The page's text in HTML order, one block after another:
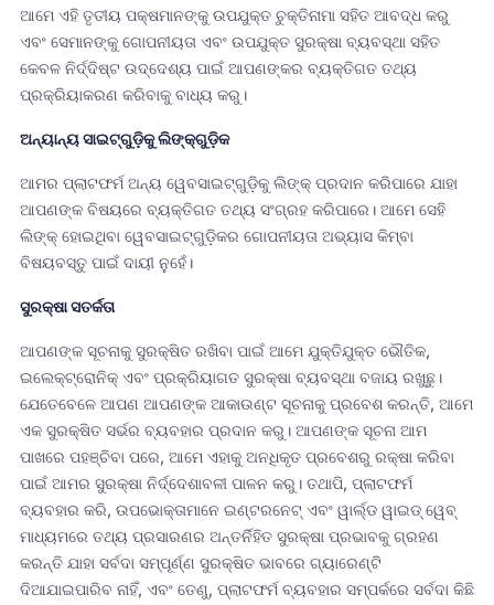
ଆମେ ଏହି ତୃତୀୟ ପକ୍ଷମାନଙ୍କୁ ଉପଯୁକ୍ତ ଚୁକ୍ତିନାମା ସହିତ ଆବଦ୍ଧ କରୁ
ଏବଂ ସେମାନଙ୍କୁ ଗୋପନୀୟତା ଏବଂ ଉପଯୁକ୍ତ ସୁରକ୍ଷା ବ୍ୟବସ୍ଥା ସହିତ
କେବଳ ନିର୍ଦ୍ଦିଷ୍ଟ ଉଦ୍ଦେଶ୍ୟ ପାଇଁ ଆପଣଙ୍କର ବ୍ୟକ୍ତିଗତ ତଥ୍ୟ
ପ୍ରକ୍ରିୟାକରଣ କରିବାକୁ ବାଧ୍ୟ କରୁ।
ଅନ୍ୟାନ୍ୟ ସାଇଟ୍‌ଗୁଡ଼ିକୁ ଲିଙ୍କ୍‌ଗୁଡ଼ିକ
ଆମର ପ୍ଲାଟଫର୍ମ ଅନ୍ୟ ୱେବସାଇଟ୍‌ଗୁଡ଼ିକୁ ଲିଙ୍କ୍ ପ୍ରଦାନ କରିପାରେ ଯାହା
ଆପଣଙ୍କ ବିଷୟରେ ବ୍ୟକ୍ତିଗତ ତଥ୍ୟ ସଂଗ୍ରହ କରିପାରେ। ଆମେ ସେହି
ଲିଙ୍କ୍ ହୋଇଥିବା ୱେବସାଇଟ୍‌ଗୁଡ଼ିକର ଗୋପନୀୟତା ଅଭ୍ୟାସ କିମ୍ବା
ବିଷୟବସ୍ତୁ ପାଇଁ ଦାୟୀ ନୁହେଁ।
ସୁରକ୍ଷା ସତର୍କତା
ଆପଣଙ୍କ ସୂଚନାକୁ ସୁରକ୍ଷିତ ରଖିବା ପାଇଁ ଆମେ ଯୁକ୍ତିଯୁକ୍ତ ଭୌତିକ,
ଇଲେକ୍ଟ୍ରୋନିକ୍ ଏବଂ ପ୍ରକ୍ରିୟାଗତ ସୁରକ୍ଷା ବ୍ୟବସ୍ଥା ବଜାୟ ରଖୁଛୁ।
ଯେତେବେଳେ ଆପଣ ଆପଣଙ୍କ ଆକାଉଣ୍ଟ ସୂଚନାକୁ ପ୍ରବେଶ କରନ୍ତି, ଆମେ
ଏକ ସୁରକ୍ଷିତ ସର୍ଭର ବ୍ୟବହାର ପ୍ରଦାନ କରୁ। ଆପଣଙ୍କ ସୂଚନା ଆମ
ପାଖରେ ପହଞ୍ଚିବା ପରେ, ଆମେ ଏହାକୁ ଅନଧିକୃତ ପ୍ରବେଶରୁ ରକ୍ଷା କରିବା
ପାଇଁ ଆମର ସୁରକ୍ଷା ନିର୍ଦ୍ଦେଶାବଳୀ ପାଳନ କରୁ। ତଥାପି, ପ୍ଲାଟଫର୍ମ
ବ୍ୟବହାର କରି, ଉପଭୋକ୍ତାମାନେ ଇଣ୍ଟରନେଟ୍ ଏବଂ ୱାର୍ଲ୍ଡ ୱାଇଡ୍ ୱେବ୍
ମାଧ୍ୟମରେ ତଥ୍ୟ ପ୍ରସାରଣର ଅନ୍ତର୍ନିହିତ ସୁରକ୍ଷା ପ୍ରଭାବକୁ ଗ୍ରହଣ
କରନ୍ତି ଯାହା ସର୍ବଦା ସମ୍ପୂର୍ଣ୍ଣ ସୁରକ୍ଷିତ ଭାବରେ ଗ୍ୟାରେଣ୍ଟି
ଦିଆଯାଇପାରିବ ନାହିଁ, ଏବଂ ତେଣୁ, ପ୍ଲାଟଫର୍ମ ବ୍ୟବହାର ସମ୍ପର୍କରେ ସର୍ବଦା କିଛି